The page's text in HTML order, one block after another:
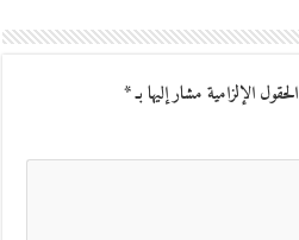
الحقول الإلزامية مشار إليها بـ*